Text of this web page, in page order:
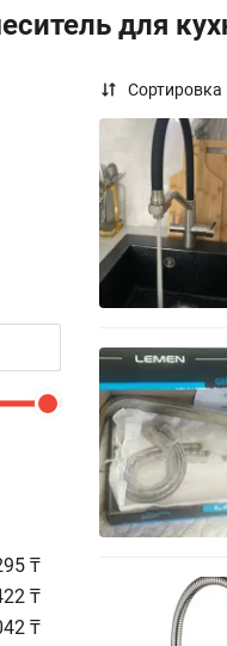
для
₸
₸
₸
Сортировка